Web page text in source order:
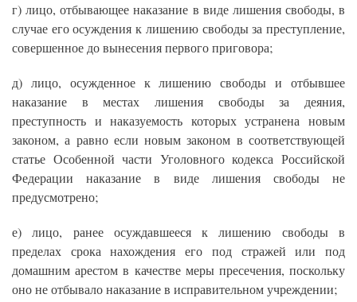
г) лицо, отбывающее наказание в виде лишения свободы, в
случае его осуждения к лишению свободы за преступление,
совершенное до вынесения первого приговора;
д) лицо, осужденное к лишению свободы и отбывшее
наказание в местах лишения свободы за деяния,
преступность и наказуемость которых устранена новым
законом, а равно если новым законом в соответствующей
статье Особенной части Уголовного кодекса Российской
Федерации наказание в виде лишения свободы не
предусмотрено;
е) лицо, ранее осуждавшееся к лишению свободы в
пределах срока нахождения его под стражей или под
домашним арестом в качестве меры пресечения, поскольку
оно не отбывало наказание в исправительном учреждении;